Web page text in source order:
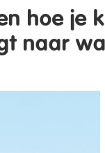
hoe je
naar